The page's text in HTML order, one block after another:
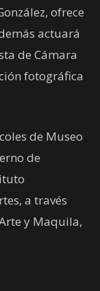
ofrece
actuará
de Cámara
fotográfica
de Museo
de
a través
y Maquila,